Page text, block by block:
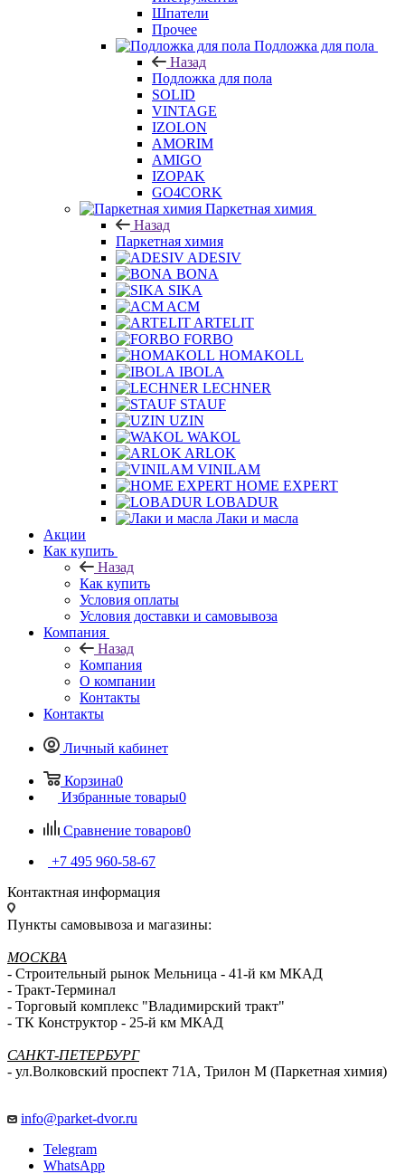
Шпатели
Прочее
Подложка для пола
Назад
Подложка для пола
SOLID
VINTAGE
IZOLON
AMORIM
AMIGO
IZOPAK
GO4CORK
Паркетная химия
Назад
Паркетная химия
ADESIV
BONA
SIKA
ACM
ARTELIT
FORBO
HOMAKOLL
IBOLA
LECHNER
STAUF
UZIN
WAKOL
ARLOK
VINILAM
HOME EXPERT
LOBADUR
Лаки и масла
Акции
Как купить
Назад
Как купить
Условия оплаты
Условия доставки и самовывоза
Компания
Назад
Компания
О компании
Контакты
Контакты
Личный кабинет
Корзина0
Избранные товары0
Сравнение товаров0
+7 495 960-58-67
Контактная информация
Пункты самовывоза и магазины:
МОСКВА
- Строительный рынок Мельница - 41-й км МКАД
- Тракт-Терминал
- Торговый комплекс "Владимирский тракт"
- ТК Конструктор - 25-й км МКАД
САНКТ-ПЕТЕРБУРГ
- ул.Волковский проспект 71А, Трилон М (Паркетная химия)
info@parket-dvor.ru
Telegram
WhatsApp